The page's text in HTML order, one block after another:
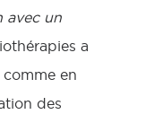
avec un
a
en
des